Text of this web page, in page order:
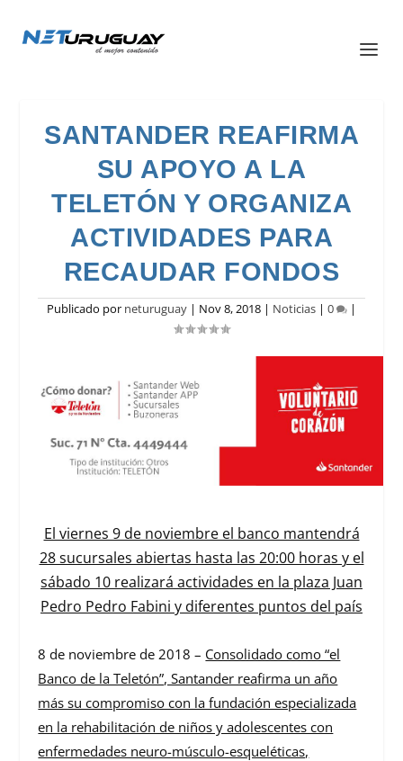
SANTANDER REAFIRMA
SU APOYO A LA
TELETÓN Y ORGANIZA
ACTIVIDADES PARA
RECAUDAR FONDOS
Publicado por neturuguay | Nov 8, 2018 | Noticias | 0 |
El viernes 9 de noviembre el banco mantendrá
28 sucursales abiertas hasta las 20:00 horas y el
sábado 10 realizará actividades en la plaza Juan
Pedro Pedro Fabini y diferentes puntos del país
8 de noviembre de 2018 – Consolidado como “el
Banco de la Teletón”, Santander reafirma un año
más su compromiso con la fundación especializada
en la rehabilitación de niños y adolescentes con
enfermedades neuro-músculo-esqueléticas,